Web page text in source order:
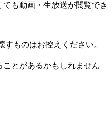
も動画・生放送が閲覧でき
ものはお控えください。
ことがあるかもしれません